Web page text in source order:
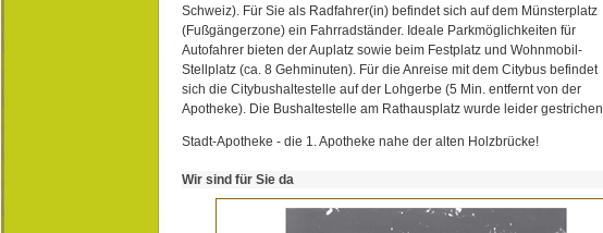
Schweiz). Für Sie als Radfahrer(in) befindet sich auf dem Münsterplatz
(Fußgängerzone) ein Fahrradständer. Ideale Parkmöglichkeiten für
Autofahrer bieten der Auplatz sowie beim Festplatz und Wohnmobil-
Stellplatz (ca. 8 Gehminuten). Für die Anreise mit dem Citybus befindet
sich die Citybushaltestelle auf der Lohgerbe (5 Min. entfernt von der
Apotheke). Die Bushaltestelle am Rathausplatz wurde leider gestrichen.
Stadt-Apotheke - die 1. Apotheke nahe der alten Holzbrücke!
Wir sind für Sie da